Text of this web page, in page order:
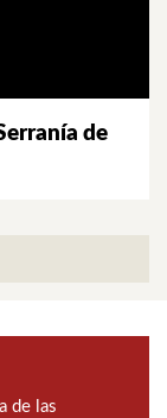
de
de las